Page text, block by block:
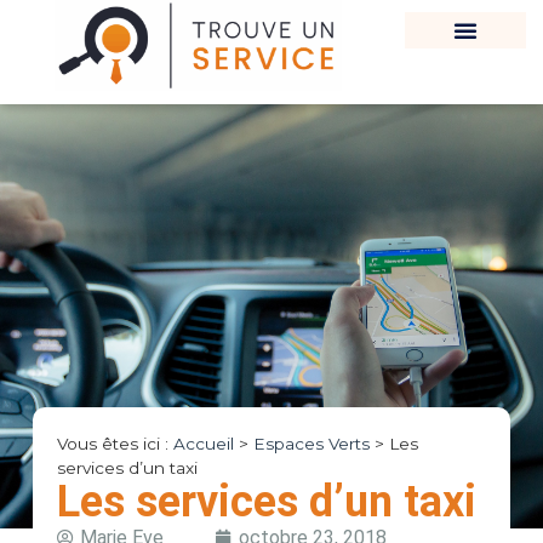
Vous êtes ici : Accueil > Espaces Verts> Les
services d’un taxi
Les services d’un taxi
Marie Eve octobre 23, 2018